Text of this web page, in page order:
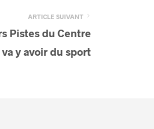
ARTICLE SUIVANT
Pistes du Centre
y avoir du sport